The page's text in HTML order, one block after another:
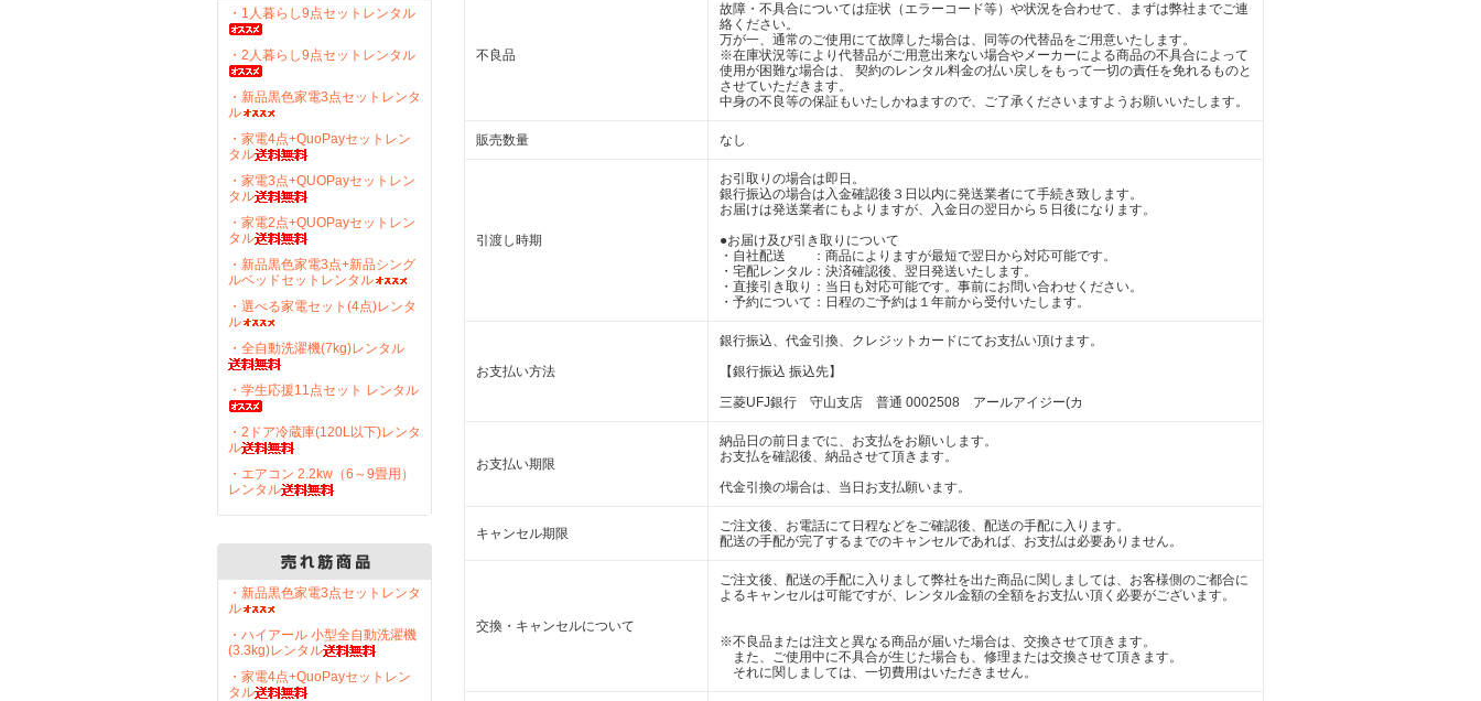
・1人暮らし9点セットレンタル
・2人暮らし9点セットレンタル
・新品黒色家電3点セットレンタ
ル
・家電4点+QuoPayセットレン
タル
・家電3点+QUOPayセットレン
タル
・家電2点+QUOPayセットレン
タル
・新品黒色家電3点+新品シング
ルベッドセットレンタル
・選べる家電セット(4点)レンタ
ル
・全自動洗濯機(7kg)レンタル
・学生応援11点セット レンタル
・2ドア冷蔵庫(120L以下)レンタ
ル
・エアコン 2.2kw（6～9畳用）
レンタル
・新品黒色家電3点セットレンタ
ル
・ハイアール 小型全自動洗濯機
(3.3kg)レンタル
・家電4点+QuoPayセットレン
タル
不良品
故障・不具合については症状（エラーコード等）や状況を合わせて、まずは弊社までご連
絡ください。
万が一、通常のご使用にて故障した場合は、同等の代替品をご用意いたします。
※在庫状況等により代替品がご用意出来ない場合やメーカーによる商品の不具合によって
使用が困難な場合は、 契約のレンタル料金の払い戻しをもって一切の責任を免れるものと
させていただきます。
中身の不良等の保証もいたしかねますので、ご了承くださいますようお願いいたします。
販売数量 なし
引渡し時期
お引取りの場合は即日。
銀行振込の場合は入金確認後３日以内に発送業者にて手続き致します。
お届けは発送業者にもよりますが、入金日の翌日から５日後になります。
●お届け及び引き取りについて
・自社配送 ：商品によりますが最短で翌日から対応可能です。
・宅配レンタル：決済確認後、翌日発送いたします。
・直接引き取り：当日も対応可能です。事前にお問い合わせください。
・予約について：日程のご予約は１年前から受付いたします。
お支払い方法
銀行振込、代金引換、クレジットカードにてお支払い頂けます。
【銀行振込 振込先】
三菱UFJ銀行 守山支店 普通 0002508 アールアイジー(カ
お支払い期限
納品日の前日までに、お支払をお願いします。
お支払を確認後、納品させて頂きます。
代金引換の場合は、当日お支払願います。
キャンセル期限
ご注文後、お電話にて日程などをご確認後、配送の手配に入ります。
配送の手配が完了するまでのキャンセルであれば、お支払は必要ありません。
交換・キャンセルについて
ご注文後、配送の手配に入りまして弊社を出た商品に関しましては、お客様側のご都合に
よるキャンセルは可能ですが、レンタル金額の全額をお支払い頂く必要がございます。
※不良品または注文と異なる商品が届いた場合は、交換させて頂きます。
また、ご使用中に不具合が生じた場合も、修理または交換させて頂きます。
それに関しましては、一切費用はいただきません。